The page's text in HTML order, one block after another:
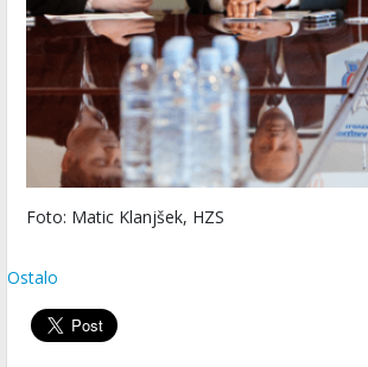
Foto: Matic Klanjšek, HZS
Ostalo